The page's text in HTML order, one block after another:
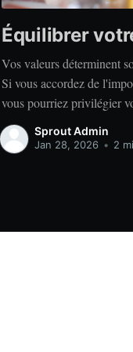
Équilibrer
Vos valeurs déterminent
Si vous accordez de
vous pourriez privilégier
indépendance. Si vous
réussite, vous privilégierez
Sprout Admin
Jan 28, 2026 • 2